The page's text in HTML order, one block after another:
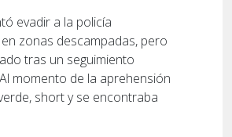
evadir a la policía
zonas descampadas, pero
tras un seguimiento
momento de la aprehensión
short y se encontraba